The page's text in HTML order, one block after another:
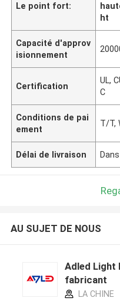
Le point fort:
ht
Capacité d'approv
isionnement
Certification
UL,
C
Conditions de pai
ement
T/T,
Délai de livraison
AU SUJET DE NOUS
Adled Light
fabricant
LA CHINE